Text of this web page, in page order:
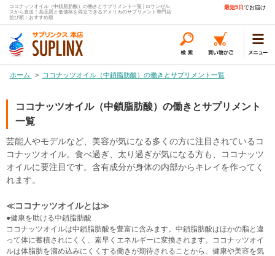
ココナッツオイル（中鎖脂肪酸）の働きとサプリメント一覧 | ロサンゼル
スから直送！高品質と低価格を両立できるアメリカのサプリメント専門店
並び順：おすすめ順
最短5日 でお届け
ホーム > ココナッツオイル（中鎖脂肪酸）の働きとサプリメント一覧
ココナッツオイル（中鎖脂肪酸）の働きとサプリメント
一覧
芸能人やモデルなど、美容が気になる多くの方に注目されているコ
コナッツオイル。食べ過ぎ、太り過ぎが気になる方も、ココナッツ
オイルに要注目です。含有成分が身体の内部からキレイを作ってく
れます。
≪ココナッツオイルとは≫
●健康を助ける中鎖脂肪酸
ココナッツオイルは中鎖脂肪酸を豊富に含みます。中鎖脂肪酸はほかの脂と違
って体に蓄積されにくく、素早くエネルギーに変換されます。ココナッツオイ
ルは体脂肪を溜め込みにくくする働きが期待されることから、健康や美容を気